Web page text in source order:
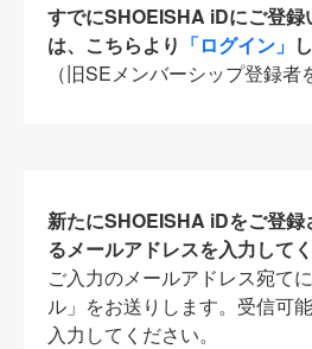
すでにSHOEISHA iDにご登録
は、こちらより 「ログイン」
（旧SEメンバーシップ登録者
新たにSHOEISHA iDをご登
るメールアドレスを入力してく
ご入力のメールアドレス宛て
ル」をお送りします。受信可
入力してください。